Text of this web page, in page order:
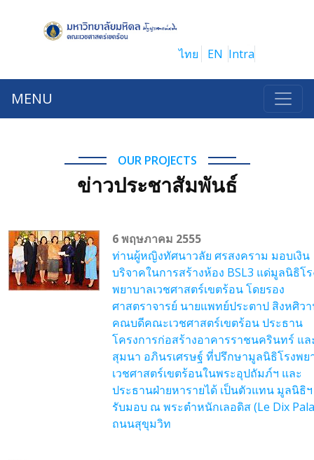
ไทย EN Intra
MENU
OUR PROJECTS
ข่าวประชาสัมพันธ์
6 พฤษภาคม 2555
ท่านผู้หญิงทัศนาวลัย ศรสงคราม มอบเงิน
บริจาคในการสร้างห้อง BSL3 แด่มูลนิธิโ
พยาบาลเวชศาสตร์เขตร้อน โดยรอง
ศาสตราจารย์ นายแพทย์ประตาป สิงหศิว
คณบดีคณะเวชศาสตร์เขตร้อน ประธาน
โครงการก่อสร้างอาคารราชนครินทร์ แล
สุมนา อภินรเศรษฐ์ ที่ปรึกษามูลนิธิโรงพย
เวชศาสตร์เขตร้อนในพระอุปถัมภ์ฯ และ
ประธานฝ่ายหารายได้ เป็นตัวแทน มูลนิธิฯ
รับมอบ ณ พระตำหนักเลอดิส (Le Dix
ถนนสุขุมวิท